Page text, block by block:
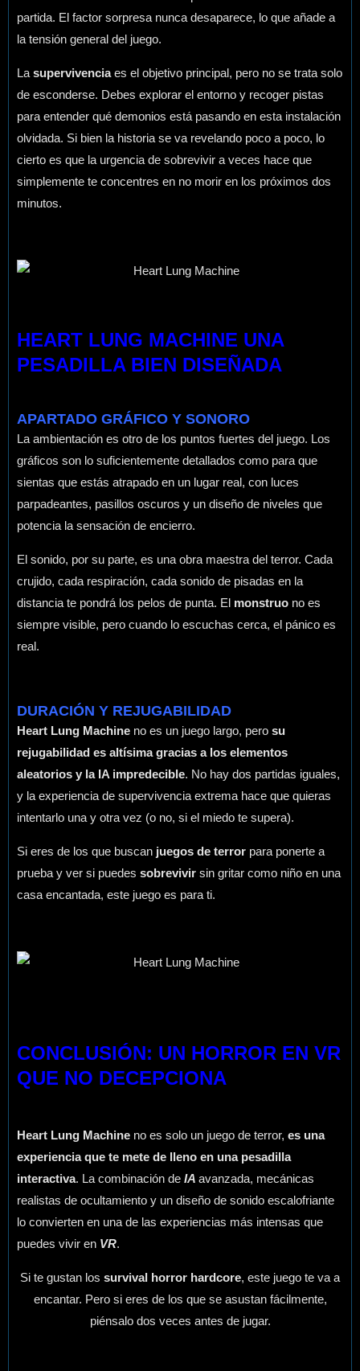
partida. El factor sorpresa nunca desaparece, lo que añade a
la tensión general del juego.
La supervivenciaes el objetivo principal, pero no se trata solo
de esconderse. Debes explorar el entorno y recoger pistas
para entender qué demonios está pasando en esta instalación
olvidada. Si bien la historia se va revelando poco a poco, lo
cierto es que la urgencia de sobrevivir a veces hace que
simplemente te concentres en no morir en los próximos dos
minutos.
HEART LUNG MACHINE UNA
PESADILLA BIEN DISEÑADA
APARTADO GRÁFICO Y SONORO
La ambientación es otro de los puntos fuertes del juego. Los
gráficos son lo suficientemente detallados como para que
sientas que estás atrapado en un lugar real, con luces
parpadeantes, pasillos oscuros y un diseño de niveles que
potencia la sensación de encierro.
El sonido, por su parte, es una obra maestra del terror. Cada
crujido, cada respiración, cada sonido de pisadas en la
distancia te pondrá los pelos de punta. El monstruo no es
siempre visible, pero cuando lo escuchas cerca, el pánico es
real.
DURACIÓN Y REJUGABILIDAD
Heart Lung Machine no es un juego largo, pero su
rejugabilidad es altísima gracias a los elementos
aleatorios y la IA impredecible. No hay dos partidas iguales,
y la experiencia de supervivencia extrema hace que quieras
intentarlo una y otra vez (o no, si el miedo te supera).
Si eres de los que buscan juegos de terror para ponerte a
prueba y ver si puedes sobrevivir sin gritar como niño en una
casa encantada, este juego es para ti.
CONCLUSIÓN: UN HORROR EN VR
QUE NO DECEPCIONA
Heart Lung Machine no es solo un juego de terror, es una
experiencia que te mete de lleno en una pesadilla
interactiva. La combinación de IA avanzada, mecánicas
realistas de ocultamiento y un diseño de sonido escalofriante
lo convierten en una de las experiencias más intensas que
puedes vivir en VR.
Si te gustan los survival horror hardcore, este juego te va a
encantar. Pero si eres de los que se asustan fácilmente,
piénsalo dos veces antes de jugar.